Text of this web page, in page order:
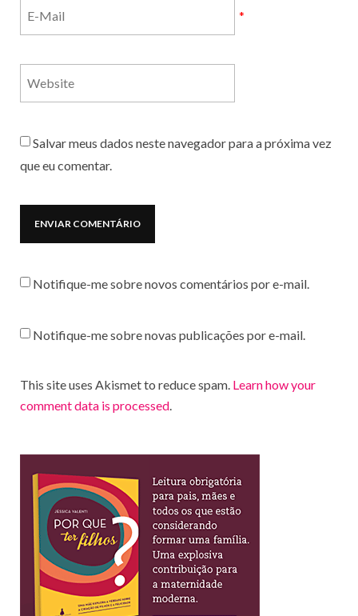
*
Salvar meus dados neste navegador para a próxima vez
que eu comentar.
Notifique-me sobre novos comentários por e-mail.
Notifique-me sobre novas publicações por e-mail.
This site uses Akismet to reduce spam. Learn how your
comment data is processed.